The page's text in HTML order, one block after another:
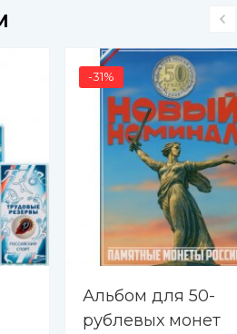
-31%
Альбом для 50-
рублевых монет